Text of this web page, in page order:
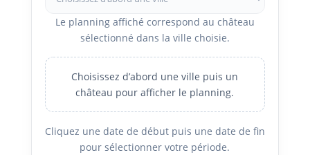
Le planning affiché correspond au château
sélectionné dans la ville choisie.
Choisissez d’abord une ville puis un
château pour afficher le planning.
Cliquez une date de début puis une date de fin
pour sélectionner votre période.